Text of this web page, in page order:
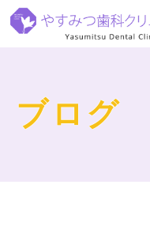
ブログ